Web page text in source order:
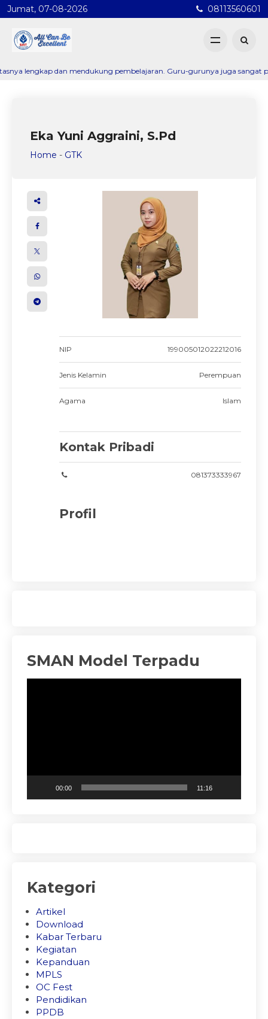
Jumat, 07-08-2026 08113560601
dan mendukung pembelajaran. Guru-gurunya juga sangat
Eka Yuni Aggraini, S.Pd
Home - GTK
NIP 199005012022212016
Jenis Kelamin Perempuan
Agama Islam
Kontak Pribadi
081373333967
Profil
SMAN Model Terpadu
00:00 11:16
Kategori
Artikel
Download
Kabar Terbaru
Kegiatan
Kepanduan
MPLS
OC Fest
Pendidikan
PPDB